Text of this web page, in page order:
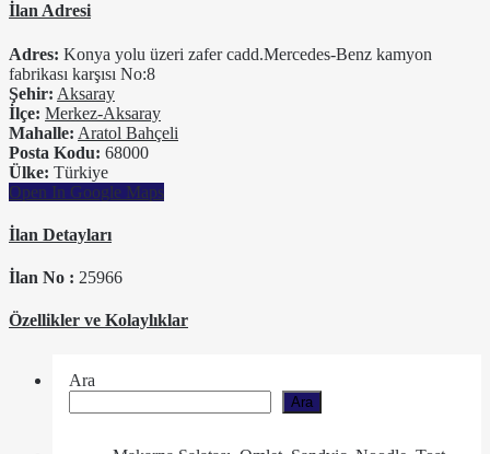
İlan Adresi
Adres: Konya yolu üzeri zafer cadd.Mercedes-Benz kamyon
fabrikası karşısı No:8
Şehir: Aksaray
İlçe: Merkez-Aksaray
Mahalle: Aratol Bahçeli
Posta Kodu: 68000
Ülke: Türkiye
Open In Google Maps
İlan Detayları
İlan No : 25966
Özellikler ve Kolaylıklar
Ara
Ara